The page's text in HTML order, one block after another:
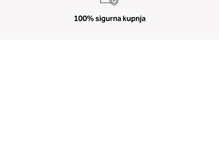
100% sigurna kupnja